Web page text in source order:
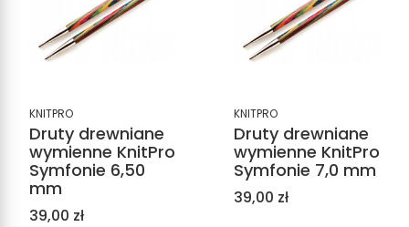
KNITPRO
Druty drewniane
wymienne KnitPro
Symfonie 6,50
mm
Cena
39,00 zł
KNITPRO
Druty drewniane
wymienne KnitPro
Symfonie 7,0 mm
Cena
39,00 zł